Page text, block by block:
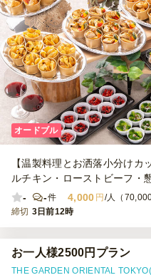
オードブル
【温製料理とお洒落小分けカ
ルチキン・ローストビーフ・
-
-件 4,000 円/人（70,000
締切 3日前12時
お一人様2500円プラン
THE GARDEN ORIENTAL